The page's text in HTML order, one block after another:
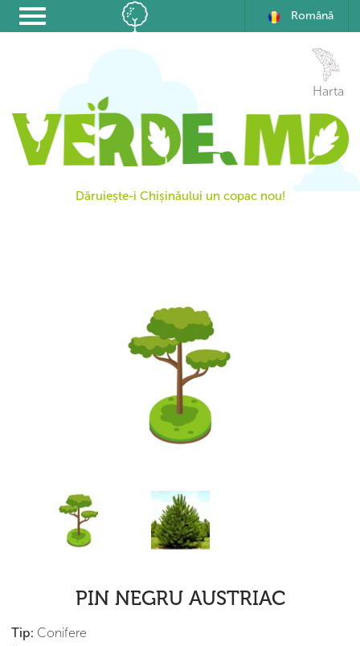
Română
Dăruiește-i Chișinăului un copac nou!
Harta
PIN NEGRU AUSTRIAC
Tip: Conifere